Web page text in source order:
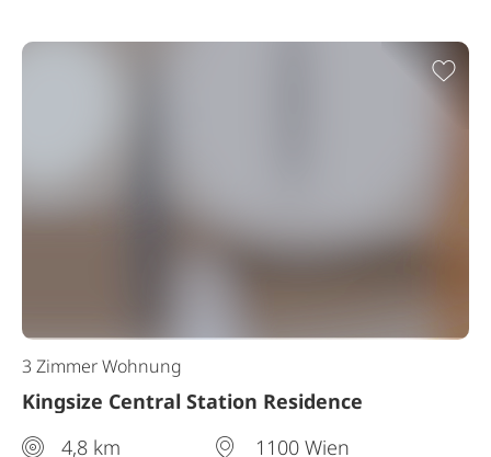
3 Zimmer Wohnung
Kingsize Central Station Residence
4,8 km
1100 Wien